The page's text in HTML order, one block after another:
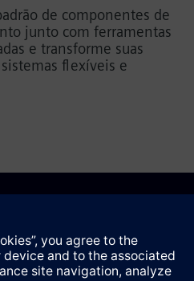
de componentes de
junto com ferramentas
e transforme suas
flexíveis e